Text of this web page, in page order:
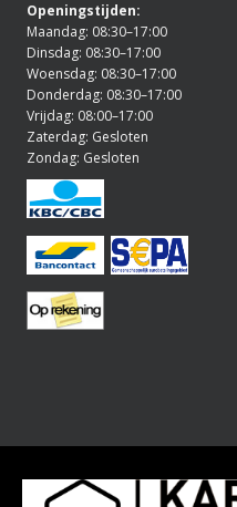
Openingstijden:
Maandag: 08:30–17:00
Dinsdag: 08:30–17:00
Woensdag: 08:30–17:00
Donderdag: 08:30–17:00
Vrijdag: 08:00–17:00
Zaterdag: Gesloten
Zondag: Gesloten